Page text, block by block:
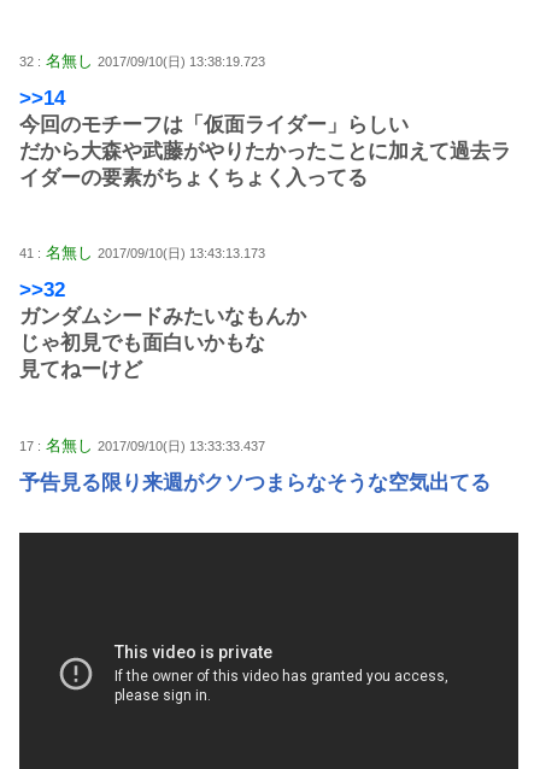
32 : 名無し 2017/09/10(日) 13:38:19.723
>>14
今回のモチーフは「仮面ライダー」らしい
だから大森や武藤がやりたかったことに加えて過去ラ
イダーの要素がちょくちょく入ってる
41 : 名無し 2017/09/10(日) 13:43:13.173
>>32
ガンダムシードみたいなもんか
じゃ初見でも面白いかもな
見てねーけど
17 : 名無し 2017/09/10(日) 13:33:33.437
予告見る限り来週がクソつまらなそうな空気出てる